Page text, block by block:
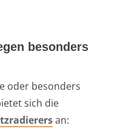
besonders
oder besonders
sich die
an: